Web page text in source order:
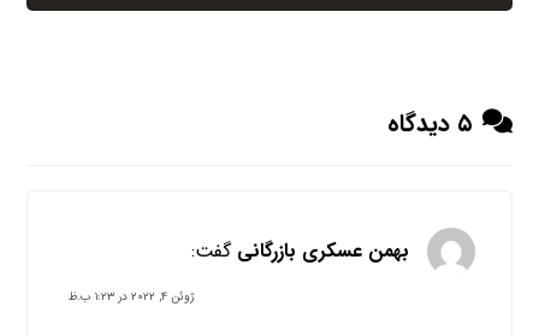
۵ دیدگاه
بهمن عسکری بازرگانی گفت:
ژوئن ۴, ۲۰۲۲ در ۱:۲۳ ب.ظ